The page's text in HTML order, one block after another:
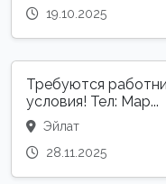
19.10.2025
Требуются
условия! Тел: Мар...
Эйлат
28.11.2025